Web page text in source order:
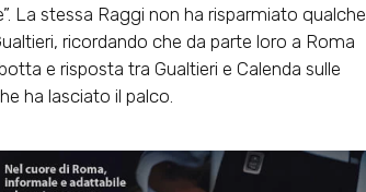
La stessa Raggi non ha risparmiato qualche
ricordando che da parte loro a Roma
e risposta tra Gualtieri e Calenda sulle
ha lasciato il palco.